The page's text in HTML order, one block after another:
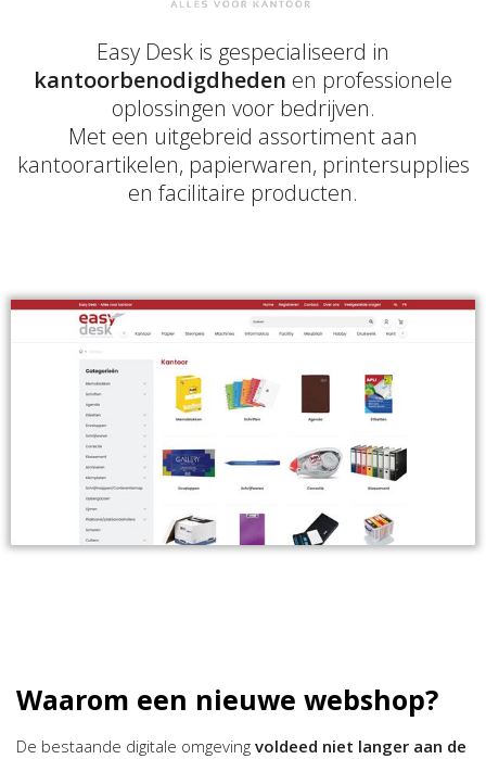
Easy Desk is gespecialiseerd in
kantoorbenodigdheden en professionele
oplossingen voor bedrijven.
Met een uitgebreid assortiment aan
kantoorartikelen, papierwaren, printersupplies
en facilitaire producten.
Waarom een nieuwe webshop?
De bestaande digitale omgeving voldeed niet langer aan de